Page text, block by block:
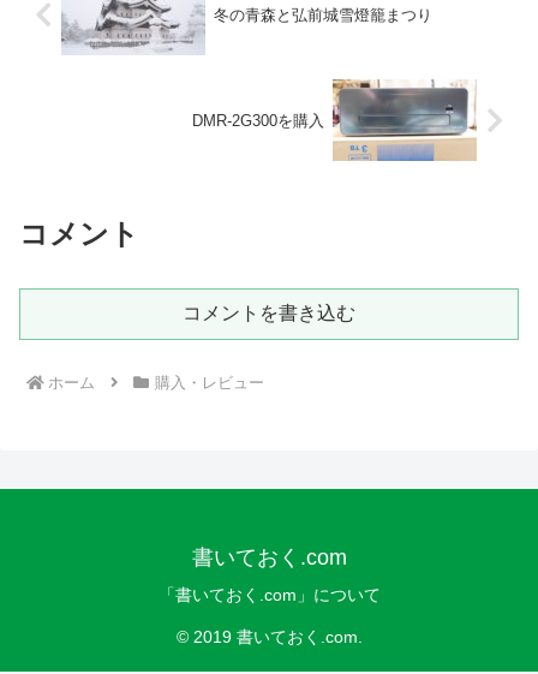
冬の青森と弘前城雪燈籠まつり
DMR-2G300を購入
コメント
コメントを書き込む
ホーム 購入・レビュー
書いておく.com
「書いておく.com」について
© 2019 書いておく.com.